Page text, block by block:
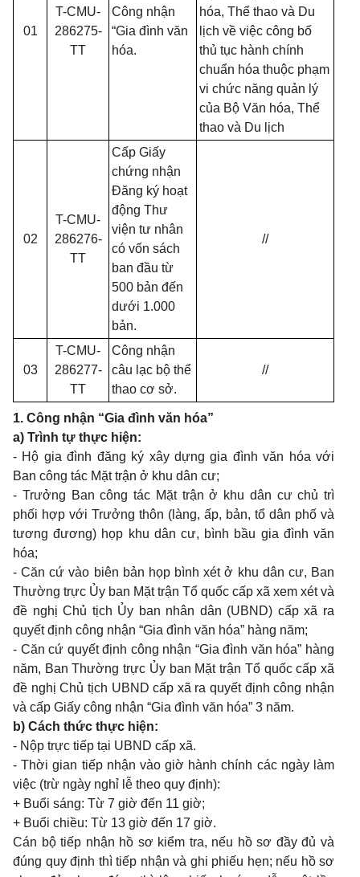
01
T-CMU-
286275-
TT
Công nhận
“Gia đình văn
hóa.
hóa, Thể thao và Du
lịch về việc công bố
thủ tục hành chính
chuẩn hóa thuộc phạm
vi chức năng quản lý
của Bộ Văn hóa, Thể
thao và Du lịch
02
T-CMU-
286276-
TT
Cấp Giấy
chứng nhận
Đăng ký hoạt
động Thư
viện tư nhân
có vốn sách
ban đầu từ
500 bản đến
dưới 1.000
bản.
//
03
T-CMU-
286277-
TT
Công nhận
câu lạc bộ thể
thao cơ sở.
//
1. Công nhận “Gia đình văn hóa”
a) Trình tự thực hiện:
- Hộ gia đình đăng ký xây dựng gia đình văn hóa với
Ban công tác Mặt trận ở khu dân cư;
- Trưởng Ban công tác Mặt trận ở khu dân cư chủ trì
phối hợp với Trưởng thôn (làng, ấp, bản, tổ dân phố và
tương đương) họp khu dân cư, bình bầu gia đình văn
hóa;
- Căn cứ vào biên bản họp bình xét ở khu dân cư, Ban
Thường trực Ủy ban Mặt trận Tổ quốc cấp xã xem xét và
đề nghị Chủ tịch Ủy ban nhân dân (UBND) cấp xã ra
quyết định công nhận “Gia đình văn hóa” hàng năm;
- Căn cứ quyết định công nhận “Gia đình văn hóa” hàng
năm, Ban Thường trực Ủy ban Mặt trận Tổ quốc cấp xã
đề nghị Chủ tịch UBND cấp xã ra quyết định công nhận
và cấp Giấy công nhận “Gia đình văn hóa” 3 năm.
b) Cách thức thực hiện:
- Nộp trực tiếp tại UBND cấp xã.
-Thời gian tiếp nhận vào giờ hành chính các ngày làm
việc (trừ ngày nghỉ lễ theo quy định):
+ Buổi sáng: Từ 7 giờ đến 11 giờ;
+ Buổi chiều: Từ 13 giờ đến 17 giờ.
Cán bộ tiếp nhận hồ sơ kiểm tra, nếu hồ sơ đầy đủ và
đúng quy định thì tiếp nhận và ghi phiếu hẹn; nếu hồ sơ